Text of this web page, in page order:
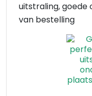
uitstraling, goede
van bestelling